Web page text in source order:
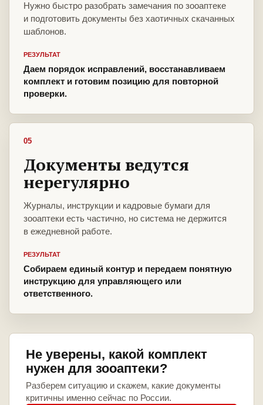
Нужно быстро разобрать замечания по зооаптеке
и подготовить документы без хаотичных скачанных
шаблонов.
РЕЗУЛЬТАТ
Даем порядок исправлений, восстанавливаем
комплект и готовим позицию для повторной
проверки.
05
Документы ведутся
нерегулярно
Журналы, инструкции и кадровые бумаги для
зооаптеки есть частично, но система не держится
в ежедневной работе.
РЕЗУЛЬТАТ
Собираем единый контур и передаем понятную
инструкцию для управляющего или
ответственного.
Не уверены, какой комплект
нужен для зооаптеки?
Разберем ситуацию и скажем, какие документы
критичны именно сейчас по России.